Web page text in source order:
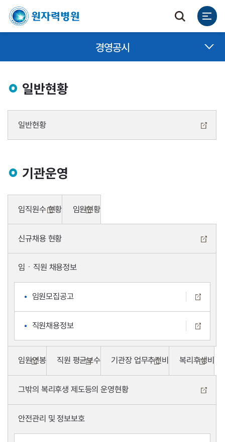
경영공시
일반현황
일반현황
기관운영
임직원수 현황 임원현황
신규채용 현황
임ㆍ직원 채용정보
임원모집공고
직원채용정보
임원연봉 직원 평균보수 기관장 업무추진비 복리후생비
그밖의 복리후생 제도등의 운영현황
안전관리 및 정보보호